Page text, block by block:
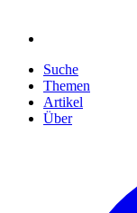
Suche
Themen
Artikel
Über